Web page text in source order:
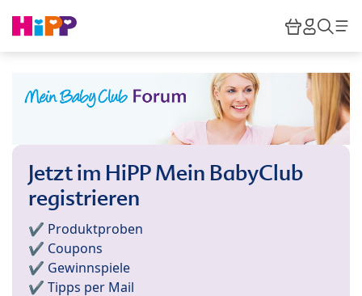
HiPP
Jetzt im HiPP Mein BabyClub
registrieren
✔️ Produktproben
✔️ Coupons
✔️ Gewinnspiele
✔️ Tipps per Mail